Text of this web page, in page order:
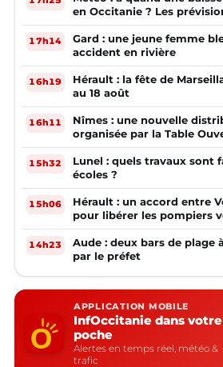
en Occitanie ? Les
17h14
Gard : une jeune femme
accident en rivière
16h19
Hérault : la fête de
au 18 août
16h11
Nîmes : une nouvelle
organisée par la Table
15h32
Lunel : quels travaux sont
écoles ?
15h06
Hérault : un accord entre
pour libérer les pompiers
14h23
Aude : deux bars de plage
par le préfet
APPLICATION MOBILE
InfOccitanie dans votre
poche
Alertes en temps réel, météo &
trafic